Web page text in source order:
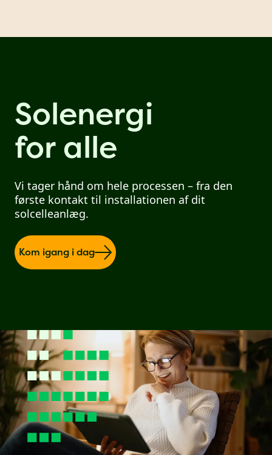
Solenergi
for alle
Vi tager hånd om hele processen – fra den
første kontakt til installationen af dit
solcelleanlæg.
Kom igang i dag